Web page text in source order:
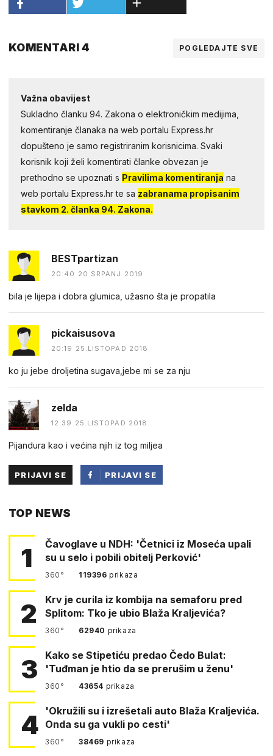
KOMENTARI 4 POGLEDAJTE SVE
Važna obavijest
Sukladno članku 94. Zakona o elektroničkim medijima,
komentiranje članaka na web portalu Express.hr
dopušteno je samo registriranim korisnicima. Svaki
korisnik koji želi komentirati članke obvezan je
prethodno se upoznati s Pravilima komentiranja na
web portalu Express.hr te sa zabranama propisanim
stavkom 2. članka 94. Zakona.
BESTpartizan
20:40 20.SRPANJ 2019.
bila je lijepa i dobra glumica, užasno šta je propatila
pickaisusova
20:19 25.LISTOPAD 2018.
ko ju jebe droljetina sugava,jebe mi se za nju
zelda
12:39 25.LISTOPAD 2018.
Pijandura kao i većina njih iz tog miljea
PRIJAVI SE
PRIJAVI SE
TOP NEWS
1
Čavoglave u NDH: 'Četnici iz Moseća upali
su u selo i pobili obitelj Perković'
360° 119396prikaza
2
Krv je curila iz kombija na semaforu pred
Splitom: Tko je ubio Blaža Kraljevića?
360° 62940 prikaza
3
Kako se Stipetiću predao Čedo Bulat:
'Tuđman je htio da se prerušim u ženu'
360° 43654 prikaza
4
'Okružili su i izrešetali auto Blaža Kraljevića.
Onda su ga vukli po cesti'
360° 38469 prikaza